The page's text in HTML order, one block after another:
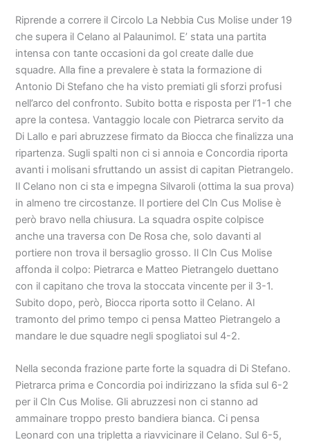
Riprende a correre il Circolo La Nebbia Cus Molise under 19
che supera il Celano al Palaunimol. E’ stata una partita
intensa con tante occasioni da gol create dalle due
squadre. Alla fine a prevalere è stata la formazione di
Antonio Di Stefano che ha visto premiati gli sforzi profusi
nell’arco del confronto. Subito botta e risposta per l’1-1 che
apre la contesa. Vantaggio locale con Pietrarca servito da
Di Lallo e pari abruzzese firmato da Biocca che finalizza una
ripartenza. Sugli spalti non ci si annoia e Concordia riporta
avanti i molisani sfruttando un assist di capitan Pietrangelo.
Il Celano non ci sta e impegna Silvaroli (ottima la sua prova)
in almeno tre circostanze. Il portiere del Cln Cus Molise è
però bravo nella chiusura. La squadra ospite colpisce
anche una traversa con De Rosa che, solo davanti al
portiere non trova il bersaglio grosso. Il Cln Cus Molise
affonda il colpo: Pietrarca e Matteo Pietrangelo duettano
con il capitano che trova la stoccata vincente per il 3-1.
Subito dopo, però, Biocca riporta sotto il Celano. Al
tramonto del primo tempo ci pensa Matteo Pietrangelo a
mandare le due squadre negli spogliatoi sul 4-2.
Nella seconda frazione parte forte la squadra di Di Stefano.
Pietrarca prima e Concordia poi indirizzano la sfida sul 6-2
per il Cln Cus Molise. Gli abruzzesi non ci stanno ad
ammainare troppo presto bandiera bianca. Ci pensa
Leonard con una tripletta a riavvicinare il Celano. Sul 6-5,